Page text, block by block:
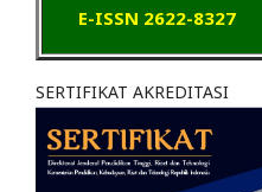
E-ISSN 2622-8327
SERTIFIKAT AKREDITASI